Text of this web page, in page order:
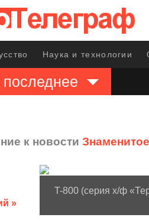
Наука и технологии
к новости
»
T-800 (серия х/ф